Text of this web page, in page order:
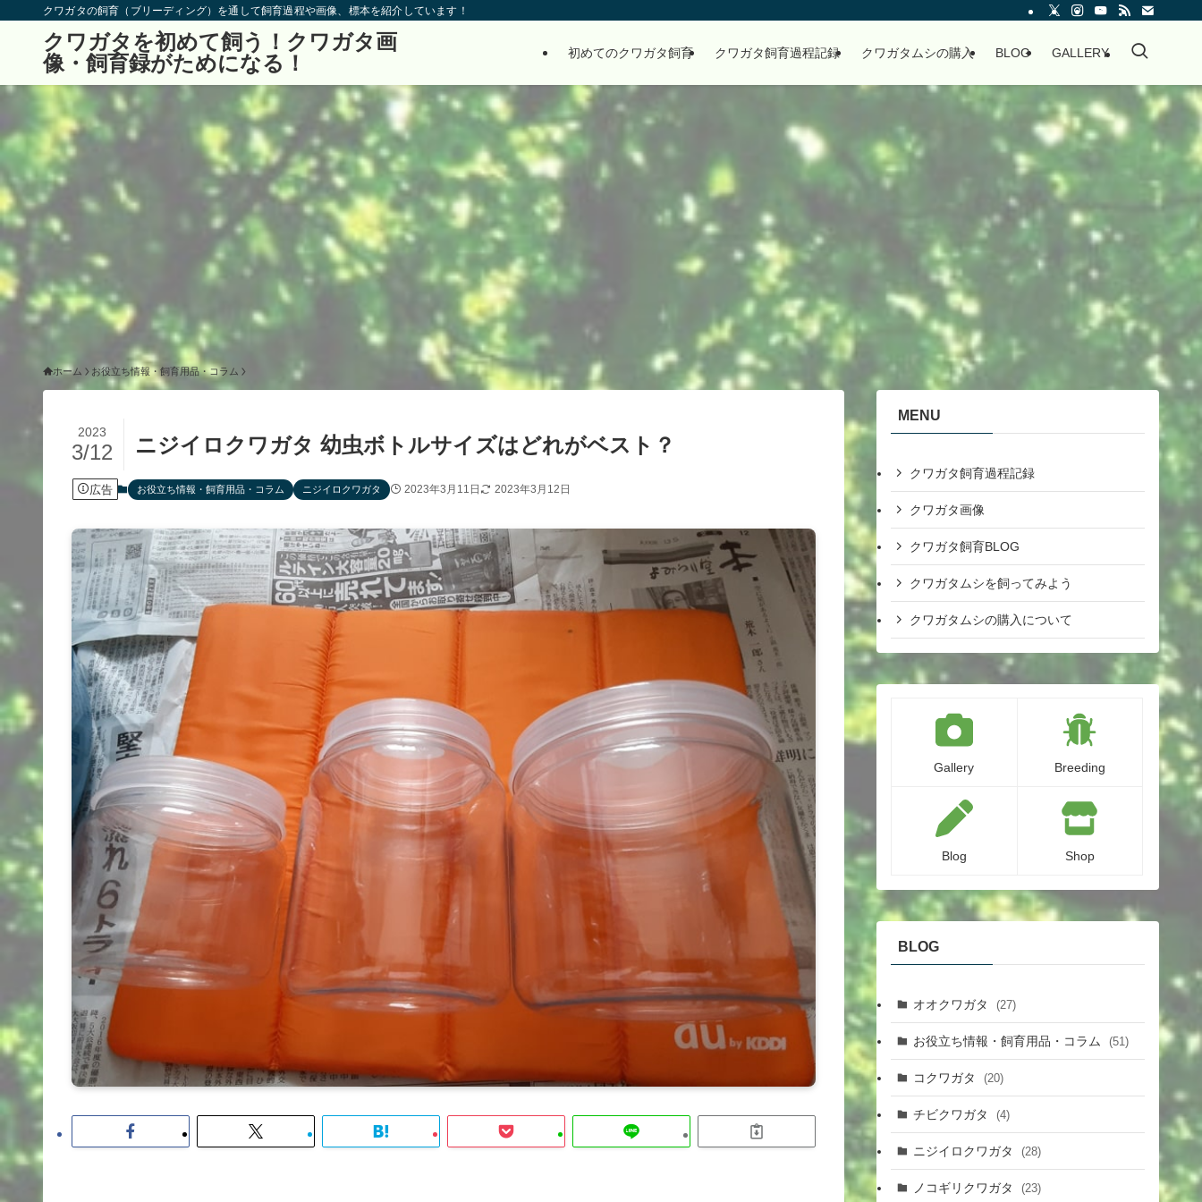
クワガタの飼育（ブリーディング）を通して飼育過程や画像、標本を紹介しています！
クワガタを初めて飼う！クワガタ画
像・飼育録がためになる！
初めてのクワガタ飼育 クワガタ飼育過程記録 クワガタムシの購入 BLOG GALLERY
ホーム お役立ち情報・飼育用品・コラム
ニジイロクワガタ 幼虫ボトルサイズはどれがベスト？
2023
3/12
広告 お役立ち情報・飼育用品・コラム ニジイロクワガタ 2023年3月11日 2023年3月12日
MENU
クワガタ飼育過程記録
クワガタ画像
クワガタ飼育BLOG
クワガタムシを飼ってみよう
クワガタムシの購入について
Gallery Breeding
Blog Shop
BLOG
オオクワガタ (27)
お役立ち情報・飼育用品・コラム (51)
コクワガタ (20)
チビクワガタ (4)
ニジイロクワガタ (28)
ノコギリクワガタ (23)